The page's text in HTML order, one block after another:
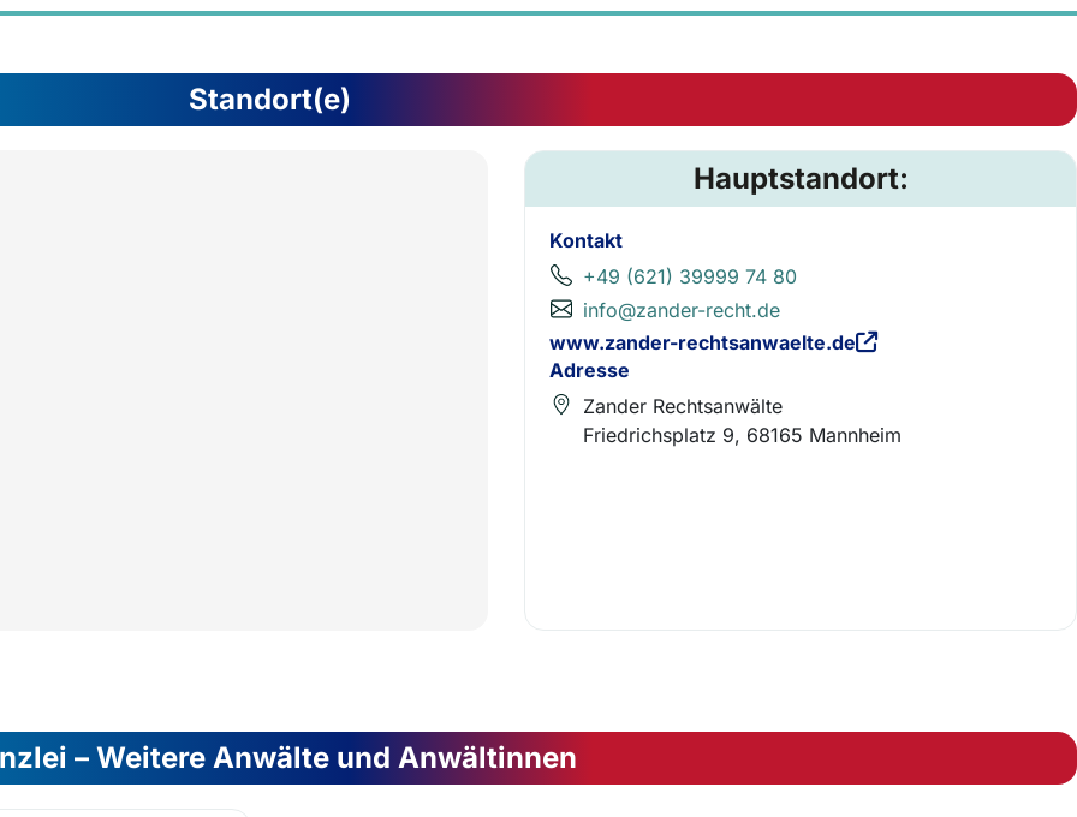
Standort(e)
Hauptstandort:
Kontakt
+49 (621) 39999 74 80
info@zander-recht.de
www.zander-rechtsanwaelte.de
Adresse
Zander Rechtsanwälte
Friedrichsplatz 9, 68165 Mannheim
– Weitere Anwälte und Anwältinnen